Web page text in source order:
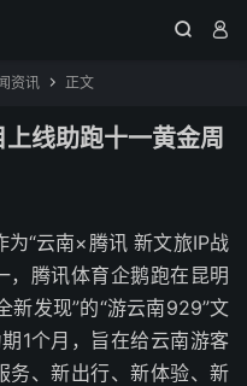
 
资讯  正文
线助跑十一黄金周
“云南×腾讯 新文旅IP战
，腾讯体育企鹅跑在昆明
新发现”的“游云南929”文
1个月，旨在给云南游客
务、新出行、新体验、新